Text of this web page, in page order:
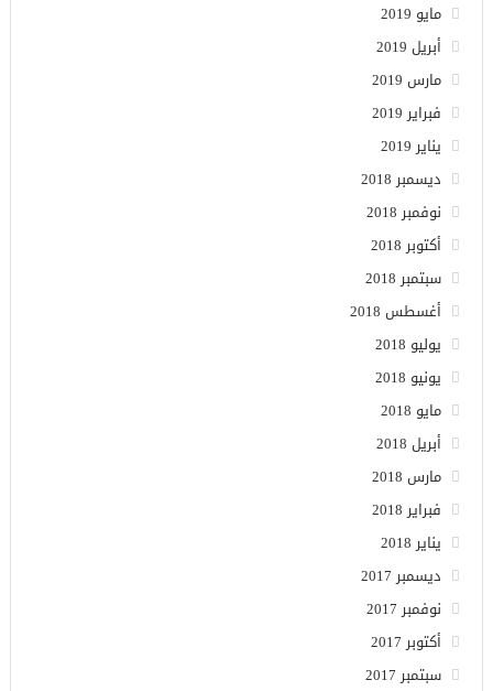
مايو 2019
أبريل 2019
مارس 2019
فبراير 2019
يناير 2019
ديسمبر 2018
نوفمبر 2018
أكتوبر 2018
سبتمبر 2018
أغسطس 2018
يوليو 2018
يونيو 2018
مايو 2018
أبريل 2018
مارس 2018
فبراير 2018
يناير 2018
ديسمبر 2017
نوفمبر 2017
أكتوبر 2017
سبتمبر 2017